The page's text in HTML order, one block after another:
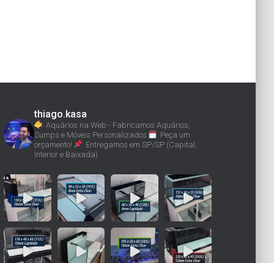
thiago.kasa
Aquários na Web - Fabricamos Aquários,
Sumps e Móveis Personalizados
Peça um
orçamento!
Entregamos em SP/SP (Capital,
Interior e Baixada)